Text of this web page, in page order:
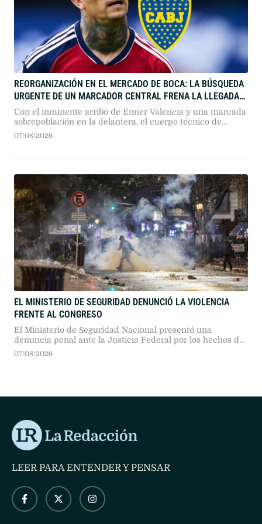
REORGANIZACIÓN EN EL MERCADO DE BOCA: LA BÚSQUEDA
URGENTE DE UN MARCADOR CENTRAL FRENA LA LLEGADA
DEL CHIMY ÁVILA
Con el inminente arribo de Enner Valencia y una marcada
sobrepoblación en la delantera, el cuerpo técnico de
Rodolfo Arruabarrena redefinió las prioridades del libro de
07/08/2026
EL MINISTERIO DE SEGURIDAD DENUNCIÓ LA VIOLENCIA
FRENTE AL CONGRESO
El Ministerio de Seguridad Nacional presentó una
denuncia penal ante la Justicia Federal por los hechos de
violencia ocurridos frente al Congreso durante la sesión
07/08/2026
LEER PARA ENTENDER Y PENSAR